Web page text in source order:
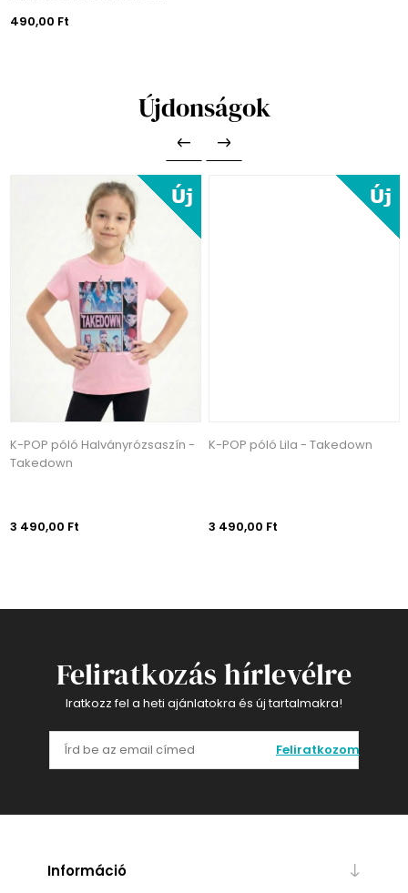
490,00 Ft
Újdonságok
K-POP póló Halványrózsaszín -
Takedown
3 490,00 Ft
K-POP póló Lila - Takedown
3 490,00 Ft
Feliratkozás hírlevélre
Iratkozz fel a heti ajánlatokra és új tartalmakra!
Feliratkozom
Információ